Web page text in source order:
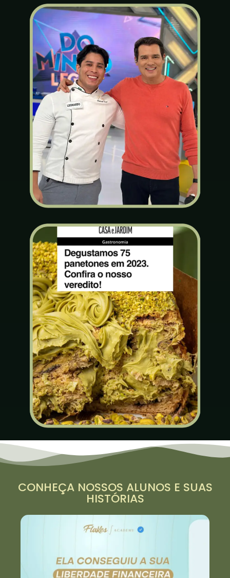
CONHEÇA NOSSOS ALUNOS E SUAS
HISTÓRIAS